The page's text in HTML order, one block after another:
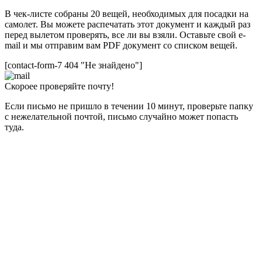
В чек-листе собраны 20 вещей, необходимых для посадки на
самолет. Вы можете распечатать этот документ и каждый раз
перед вылетом проверять, все ли вы взяли. Оставьте свой e-
mail и мы отправим вам PDF документ со списком вещей.
[contact-form-7 404 "Не знайдено"]
Скороее проверяйте почту!
Если письмо не пришло в течении 10 минут, проверьте папку
с нежелательной почтой, письмо случайно может попасть
туда.